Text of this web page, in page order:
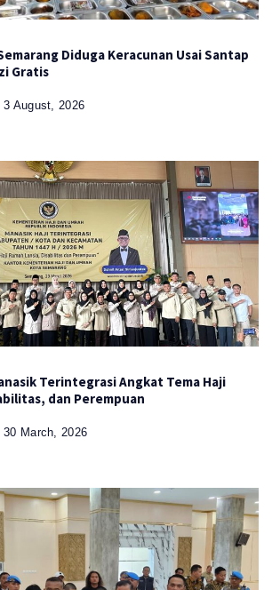
Diduga Keracunan Usai Santap
Gratis
3 August, 2026
Terintegrasi Angkat Tema Haji
dan Perempuan
30 March, 2026